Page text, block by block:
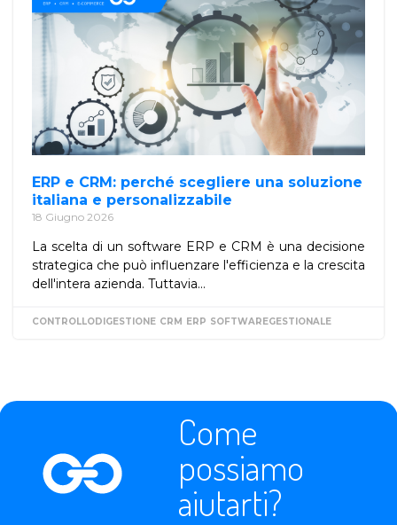
ERP e CRM: perché scegliere una soluzione
italiana e personalizzabile
18 Giugno 2026
La scelta di un software ERP e CRM è una decisione
strategica che può influenzare l'efficienza e la crescita
dell'intera azienda. Tuttavia...
CONTROLLODIGESTIONE CRM ERP SOFTWAREGESTIONALE
Come
possiamo
aiutarti?